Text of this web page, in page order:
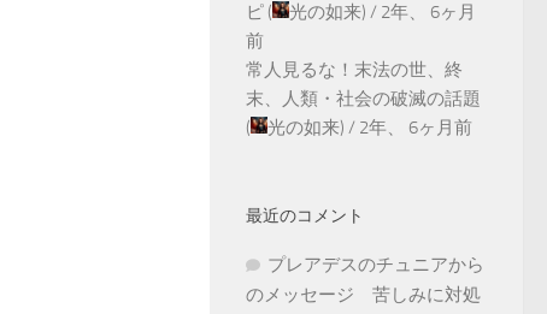
ピ ( 光の如来) / 2年、 6ヶ月
前
常人見るな！末法の世、終
末、人類・社会の破滅の話題
(
光の如来) / 2年、 6ヶ月前
最近のコメント
プレアデスのチュニアから
のメッセージ 苦しみに対処